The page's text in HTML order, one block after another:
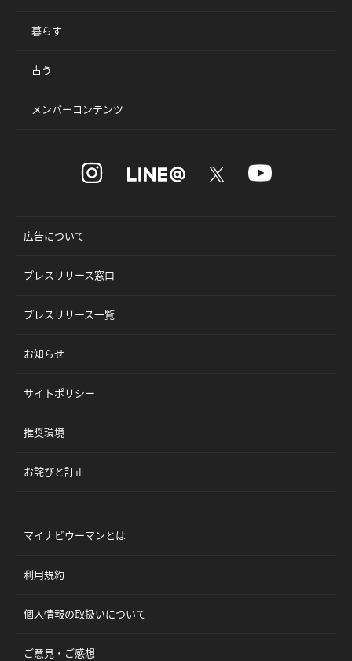
暮らす
占う
メンバーコンテンツ
広告について
プレスリリース窓口
プレスリリース一覧
お知らせ
サイトポリシー
推奨環境
お詫びと訂正
マイナビウーマンとは
利用規約
個人情報の取扱いについて
ご意見・ご感想